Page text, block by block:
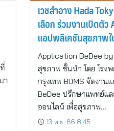
า
เวชสำอาง Hada
เลือก ร่วมงานเปิดตั
แอปพลิเคชันสุขภาพ
สมิติเวช ณ ศูนย์การ
Application BeDee by
สุขภาพ ชั้นนำ โดย โรงพ
กรุงเทพ BDMS จัดงาน
BeDee ปรึกษาแพทย์แล
ออนไลน์ เพื่อสุขภาพ…
13 พ.ย. 66 8:45